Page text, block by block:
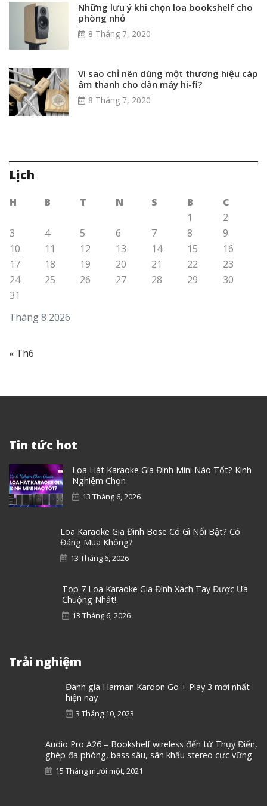
Những lưu ý khi chọn loa bookshelf cho
phòng nhỏ
8 Tháng 7, 2020
Vì sao chỉ nên dùng một thương hiệu cáp
âm thanh cho dàn máy hi-fi?
8 Tháng 7, 2020
Lịch
Tháng 8 2026
H B T N S B
C
1
2
3
4 5 6 7 8
9
10
11 12 13 14 15
16
17
18 19 20 21 22
23
24
25 26 27 28 29
30
31
« Th6
Tin tức hot
Loa Hát Karaoke Gia Đình Mini Nào Tốt? Kinh
Nghiệm Chọn
13 Tháng 6, 2026
Loa Karaoke Gia Đình Bose Có Gì Nổi Bật? Có
Đáng Mua Không?
13 Tháng 6, 2026
Top 7 Loa Karaoke Gia Đình Xách Tay Được Ưa
Chuộng Nhất!
13 Tháng 6, 2026
Trải nghiệm
Đánh giá Harman Kardon Go + Play 3 mới nhất
hiện nay
3 Tháng 10, 2023
Audio Pro A26 – Bookshelf wireless đến từ Thụy Điển,
ghép đa phòng, bass sâu, sân khấu stereo cực vững
15 Tháng mười một, 2021